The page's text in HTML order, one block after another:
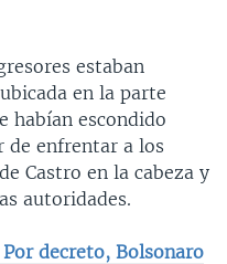
estaban
en la parte
habían escondido
de enfrentar a los
Castro en la cabeza y
autoridades.
decreto, Bolsonaro